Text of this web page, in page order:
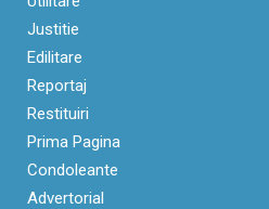
Justitie
Edilitare
Reportaj
Restituiri
Prima Pagina
Condoleante
Advertorial